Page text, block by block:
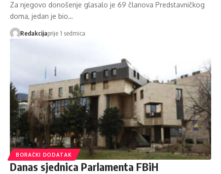
Za njegovo donošenje glasalo je 69 članova Predstavničkog
doma, jedan je bio…
Redakcijaprije 1 sedmica
BORAČKI DODATAK
Danas sjednica Parlamenta FBiH